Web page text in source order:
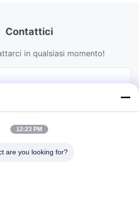
Contattici
in qualsiasi momento!
12:23 PM
are you looking for?